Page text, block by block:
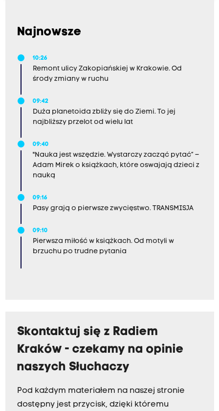
Najnowsze
10:26
Remont ulicy Zakopiańskiej w Krakowie. Od
środy zmiany w ruchu
09:42
Duża planetoida zbliży się do Ziemi. To jej
najbliższy przelot od wielu lat
09:40
"Nauka jest wszędzie. Wystarczy zacząć pytać” –
Adam Mirek o książkach, które oswajają dzieci z
nauką
09:16
Pasy grają o pierwsze zwycięstwo. TRANSMISJA
09:10
Pierwsza miłość w książkach. Od motyli w
brzuchu po trudne pytania
Skontaktuj się z Radiem
Kraków - czekamy na opinie
naszych Słuchaczy
Pod każdym materiałem na naszej stronie
dostępny jest przycisk, dzięki któremu